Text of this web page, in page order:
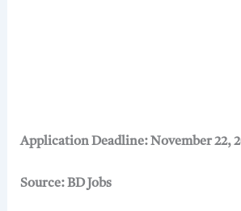
Application Deadline: November 22,
Source: BD Jobs